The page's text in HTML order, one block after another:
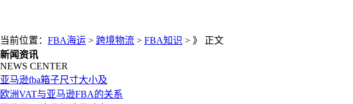
当前位置： FBA海运 > 跨境物流 > FBA知识 > 》 正文
新闻资讯
NEWS CENTER
亚马逊fba箱子尺寸大小及
欧洲VAT与亚马逊FBA的关系